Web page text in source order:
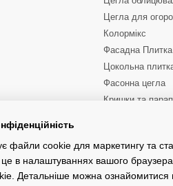
Цегла для
Колормікс
Фасадна Плитка
Цокольна
Фасонна цегла
Кришки та
Київська
файли cookie для маркетингу та
в налаштуваннях вашого
Детальніше можна ознайомитися